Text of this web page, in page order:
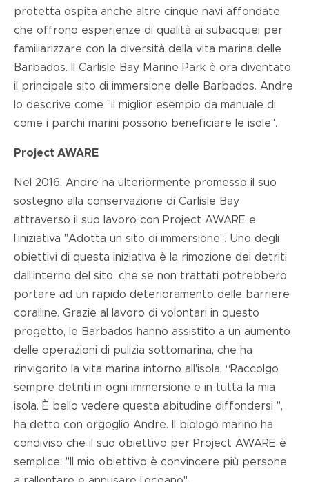
protetta ospita anche altre cinque navi affondate,
che offrono esperienze di qualità ai subacquei per
familiarizzare con la diversità della vita marina delle
Barbados. Il Carlisle Bay Marine Park è ora diventato
il principale sito di immersione delle Barbados. Andre
lo descrive come "il miglior esempio da manuale di
come i parchi marini possono beneficiare le isole".
Project AWARE
Nel 2016, Andre ha ulteriormente promesso il suo
sostegno alla conservazione di Carlisle Bay
attraverso il suo lavoro con Project AWARE e
l'iniziativa "Adotta un sito di immersione". Uno degli
obiettivi di questa iniziativa è la rimozione dei detriti
dall'interno del sito, che se non trattati potrebbero
portare ad un rapido deterioramento delle barriere
coralline. Grazie al lavoro di volontari in questo
progetto, le Barbados hanno assistito a un aumento
delle operazioni di pulizia sottomarina, che ha
rinvigorito la vita marina intorno all'isola. “Raccolgo
sempre detriti in ogni immersione e in tutta la mia
isola. È bello vedere questa abitudine diffondersi ",
ha detto con orgoglio Andre. Il biologo marino ha
condiviso che il suo obiettivo per Project AWARE è
semplice: "Il mio obiettivo è convincere più persone